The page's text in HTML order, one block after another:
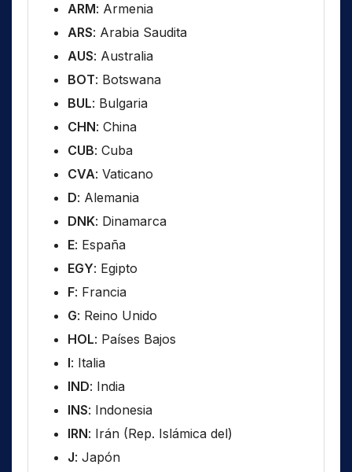
ARM: Armenia
ARS: Arabia Saudita
AUS: Australia
BOT: Botswana
BUL: Bulgaria
CHN: China
CUB: Cuba
CVA: Vaticano
D: Alemania
DNK: Dinamarca
E: España
EGY: Egipto
F: Francia
G: Reino Unido
HOL: Países Bajos
I: Italia
IND: India
INS: Indonesia
IRN: Irán (Rep. Islámica del)
J: Japón